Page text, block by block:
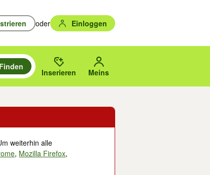
oder Einloggen
und mit Eingabetaste auswählen.
suchen, oder Vorschläge mit den Pfeiltasten nach oben/
Orts oder PLZ.
Finden
Inserieren Meins
weiterhin alle
, Mozilla Firefox,